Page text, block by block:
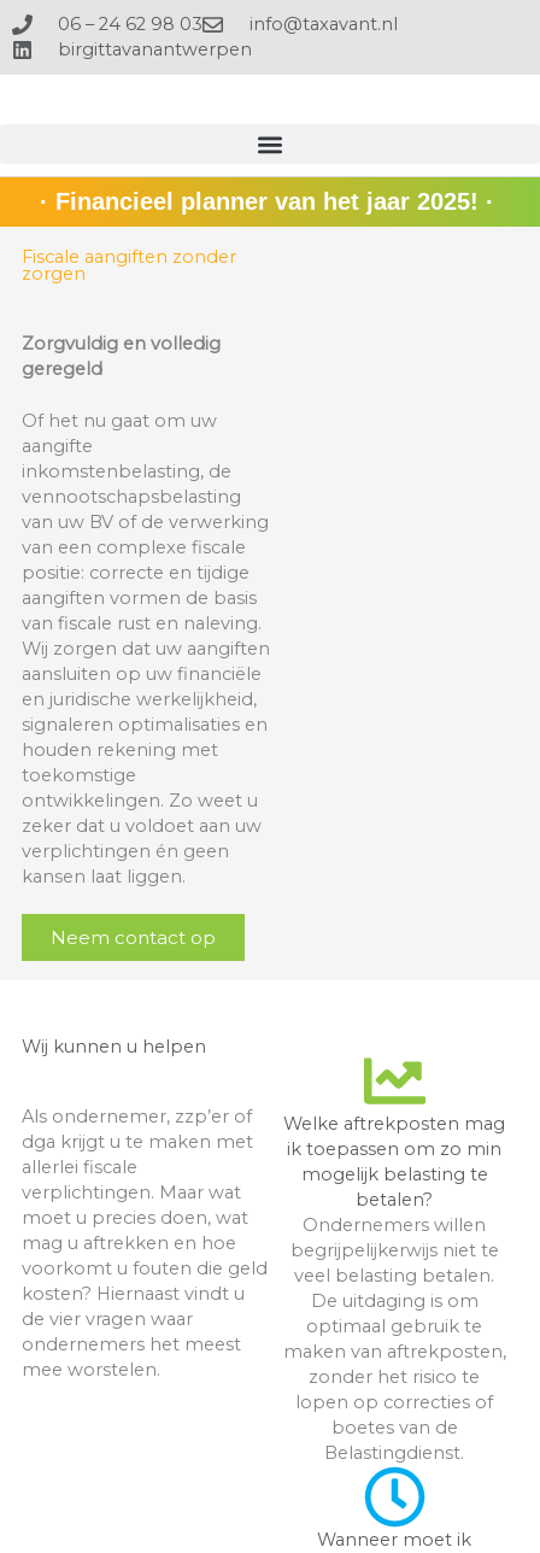
naar
de
06 – 24 62 98 03
info@taxavant.nl
birgittavanantwerpen
· Financieel planner van het jaar 2025! ·
Fiscale aangiften zonder
zorgen
Zorgvuldig en volledig
geregeld
Of het nu gaat om uw
aangifte
inkomstenbelasting, de
vennootschapsbelasting
van uw BV of de verwerking
van een complexe fiscale
positie: correcte en tijdige
aangiften vormen de basis
van fiscale rust en naleving.
Wij zorgen dat uw aangiften
aansluiten op uw financiële
en juridische werkelijkheid,
signaleren optimalisaties en
houden rekening met
toekomstige
ontwikkelingen. Zo weet u
zeker dat u voldoet aan uw
verplichtingen én geen
kansen laat liggen.
Neem contact op
Wij kunnen u helpen
Als ondernemer, zzp’er of
dga krijgt u te maken met
allerlei fiscale
verplichtingen. Maar wat
moet u precies doen, wat
mag u aftrekken en hoe
voorkomt u fouten die geld
kosten? Hiernaast vindt u
de vier vragen waar
ondernemers het meest
mee worstelen.
Welke aftrekposten mag
ik toepassen om zo min
mogelijk belasting te
betalen?
Ondernemers willen
begrijpelijkerwijs niet te
veel belasting betalen.
De uitdaging is om
optimaal gebruik te
maken van aftrekposten,
zonder het risico te
lopen op correcties of
boetes van de
Belastingdienst.
Wanneer moet ik